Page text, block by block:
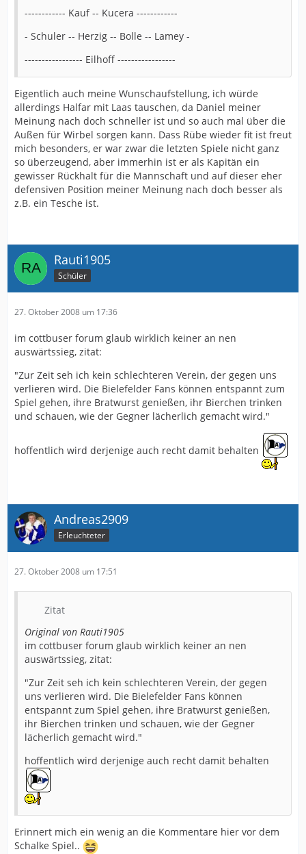
------------ Kauf -- Kucera ------------
- Schuler -- Herzig -- Bolle -- Lamey -
----------------- Eilhoff -----------------
Eigentlich auch meine Wunschaufstellung, ich würde
allerdings Halfar mit Laas tauschen, da Daniel meiner
Meinung nach doch schneller ist und so auch mal über die
Außen für Wirbel sorgen kann. Dass Rübe wieder fit ist freut
mich besonders, er war zwar die letzten Spiele nicht ganz
so überzeugend, aber immerhin ist er als Kapitän ein
gewisser Rückhalt für die Mannschaft und auf dieser eher
defensiven Position meiner Meinung nach doch besser als
z.B. ein Tesche ist.
Rauti1905
Schüler
27. Oktober 2008 um 17:36
im cottbuser forum glaub wirklich keiner an nen
auswärtssieg, zitat:
"Zur Zeit seh ich kein schlechteren Verein, der gegen uns
verlieren wird. Die Bielefelder Fans können entspannt zum
Spiel gehen, ihre Bratwurst genießen, ihr Bierchen trinken
und schauen, wie der Gegner lächerlich gemacht wird."
hoffentlich wird derjenige auch recht damit behalten
Andreas2909
Erleuchteter
27. Oktober 2008 um 17:51
Zitat
Original von Rauti1905
im cottbuser forum glaub wirklich keiner an nen
auswärtssieg, zitat:
"Zur Zeit seh ich kein schlechteren Verein, der gegen
uns verlieren wird. Die Bielefelder Fans können
entspannt zum Spiel gehen, ihre Bratwurst genießen,
ihr Bierchen trinken und schauen, wie der Gegner
lächerlich gemacht wird."
hoffentlich wird derjenige auch recht damit behalten
Erinnert mich ein wenig an die Kommentare hier vor dem
Schalke Spiel..